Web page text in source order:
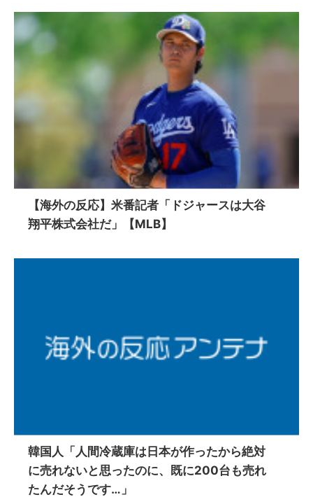
【海外の反応】米番記者「ドジャースは大谷
翔平株式会社だ」【MLB】
韓国人「人間冷蔵庫は日本が作ったから絶対
に売れないと思ったのに、既に200台も売れ
たんだそうです…」